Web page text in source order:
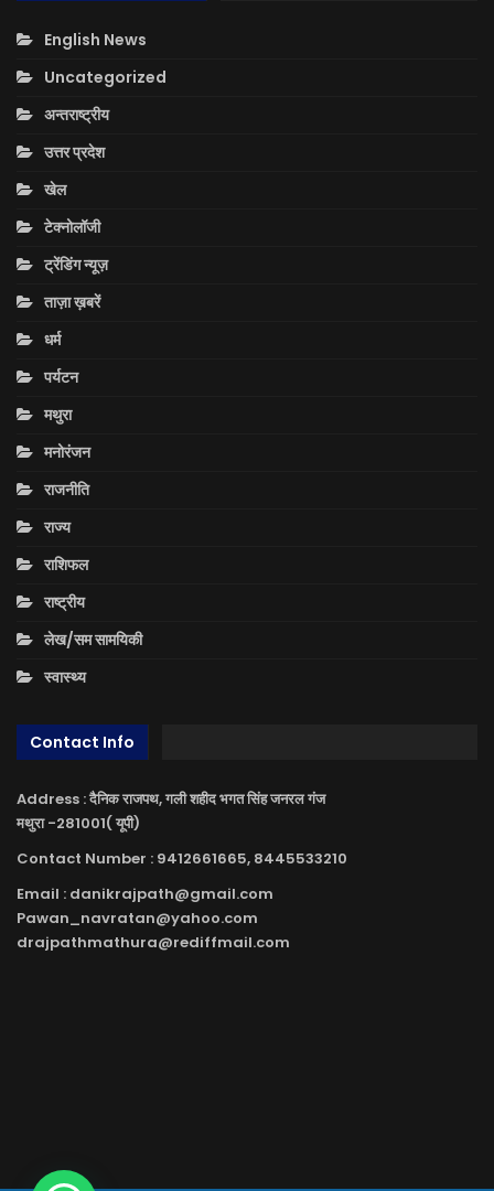
English News
Uncategorized
अन्तराष्ट्रीय
उत्तर प्रदेश
खेल
टेक्नोलॉजी
ट्रेंडिंग न्यूज़
ताज़ा ख़बरें
धर्म
पर्यटन
मथुरा
मनोरंजन
राजनीति
राज्य
राशिफल
राष्ट्रीय
लेख/सम सामयिकी
स्वास्थ्य
Contact Info
Address : दैनिक राजपथ, गली शहीद भगत सिंह जनरल गंज
मथुरा -281001( यूपी)
Contact Number : 9412661665, 8445533210
Email : danikrajpath@gmail.com
Pawan_navratan@yahoo.com
drajpathmathura@rediffmail.com